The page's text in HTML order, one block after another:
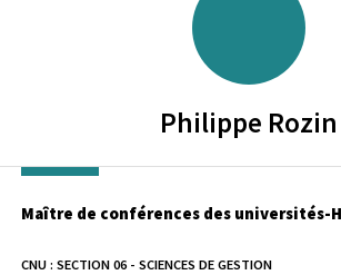
Philippe Rozin
Maître de conférences des universités-
CNU : SECTION 06 - SCIENCES DE GESTION